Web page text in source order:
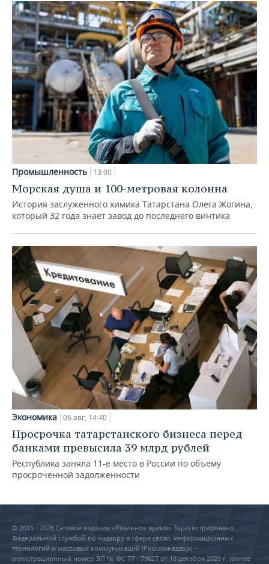
Промышленность 13:00
Морская душа и 100-метровая колонна
История заслуженного химика Татарстана Олега Жогина,
который 32 года знает завод до последнего винтика
Экономика 06 авг, 14:40
Просрочка татарстанского бизнеса перед
банками превысила 39 млрд рублей
Республика заняла 11-е место в России по объему
просроченной задолженности
© 2015 - 2026 Сетевое издание «Реальное время» Зарегистрировано
Федеральной службой по надзору в сфере связи, информационных
технологий и массовых коммуникаций (Роскомнадзор) –
регистрационный номер ЭЛ № ФС 77 - 79627 от 18 декабря 2020 г. (ранее